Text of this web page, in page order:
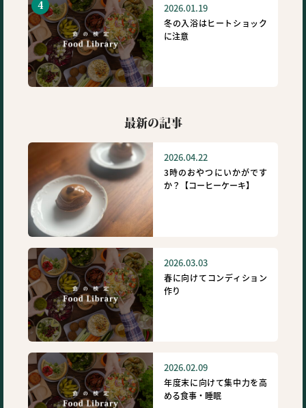
2026.01.19
冬の入浴はヒートショック
に注意
最新の記事
2026.04.22
3時のおやつにいかがです
か？【コーヒーケーキ】
2026.03.03
春に向けてコンディション
作り
2026.02.09
年度末に向けて集中力を高
める食事・睡眠